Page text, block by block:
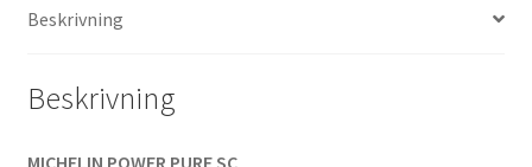
mängd
Beskrivning
Beskrivning